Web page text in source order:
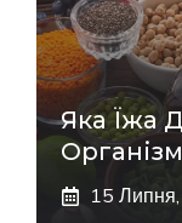
Яка Їжа
15